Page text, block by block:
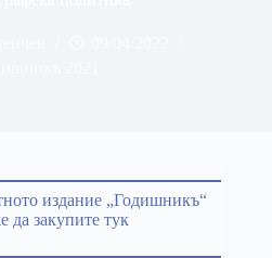
издание „Годишникъ“
да закупите тук